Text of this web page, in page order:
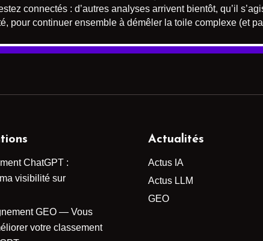
connectés : d’autres analyses arrivent bientôt, qu’il
pour continuer ensemble à démêler la toile complexe (et
ChatGPT :
visibilité sur
GEO — Vous
votre classement
Actualités
Actus IA
Actus LLM
GEO